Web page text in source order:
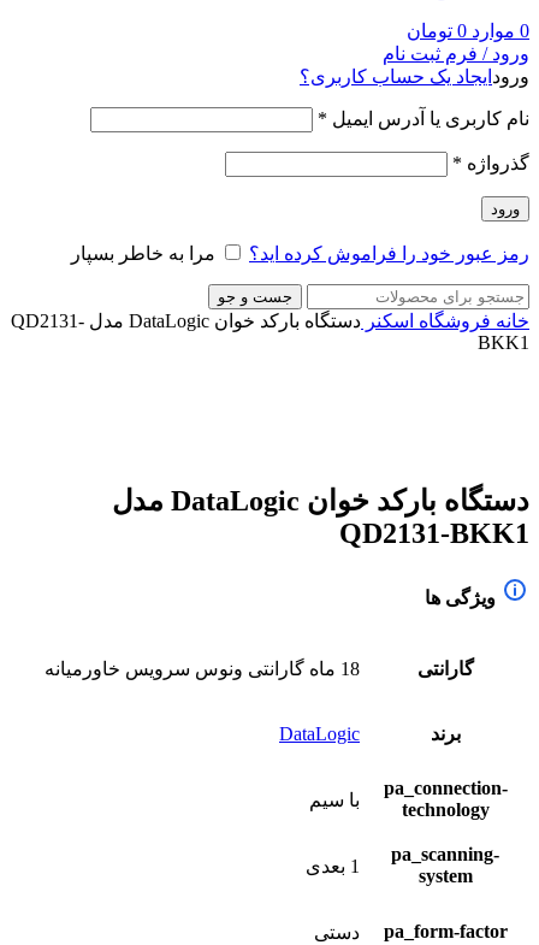
0 موارد 0 تومان
ورود / فرم ثبت نام
ورود ایجاد یک حساب کاربری؟
نام کاربری یا آدرس ایمیل *
گذرواژه *
ورود
رمز عبور خود را فراموش کرده اید؟ مرا به خاطر بسپار
جست و جو
خانه فروشگاه اسکنر
دستگاه بارکد خوان DataLogic مدل QD2131-
BKK1
دستگاه بارکد خوان DataLogic مدل
QD2131-BKK1
ویژگی ها
گارانتی 18 ماه گارانتی ونوس سرویس خاورمیانه
برند DataLogic
pa_connection-
technology
با سیم
pa_scanning-
system
1 بعدی
pa_form-factor دستی